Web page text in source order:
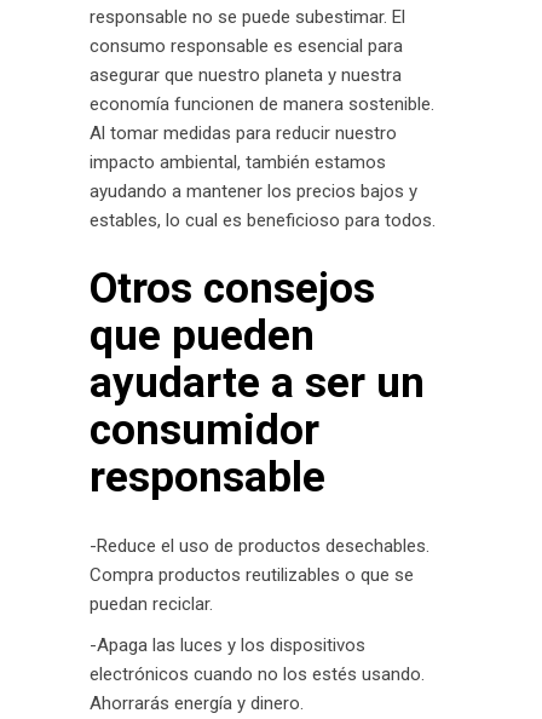
responsable no se puede subestimar. El
consumo responsable es esencial para
asegurar que nuestro planeta y nuestra
economía funcionen de manera sostenible.
Al tomar medidas para reducir nuestro
impacto ambiental, también estamos
ayudando a mantener los precios bajos y
estables, lo cual es beneficioso para todos.
Otros consejos
que pueden
ayudarte a ser un
consumidor
responsable
-Reduce el uso de productos desechables.
Compra productos reutilizables o que se
puedan reciclar.
-Apaga las luces y los dispositivos
electrónicos cuando no los estés usando.
Ahorrarás energía y dinero.